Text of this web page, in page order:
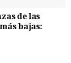
de las
bajas: